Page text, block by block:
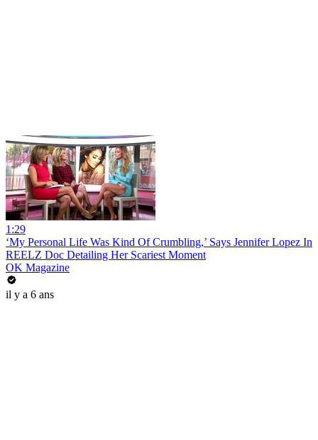
1:29
‘My Personal Life Was Kind Of Crumbling,’ Says Jennifer Lopez In
REELZ Doc Detailing Her Scariest Moment
OK Magazine
il y a 6 ans